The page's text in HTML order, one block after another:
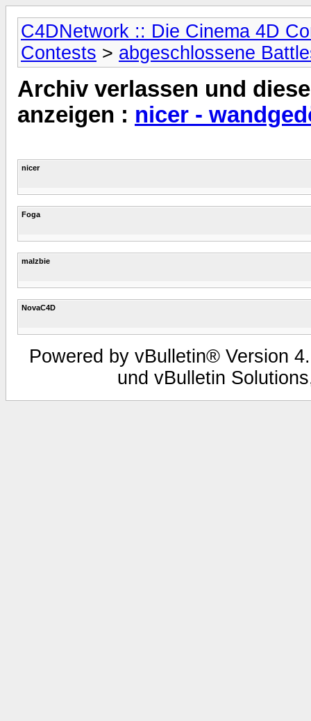
C4DNetwork :: Die Cinema 4D
Contests > abgeschlossene
Archiv verlassen und
anzeigen : nicer -
nicer
Foga
malzbie
NovaC4D
Powered by vBulletin® Version
und vBulletin